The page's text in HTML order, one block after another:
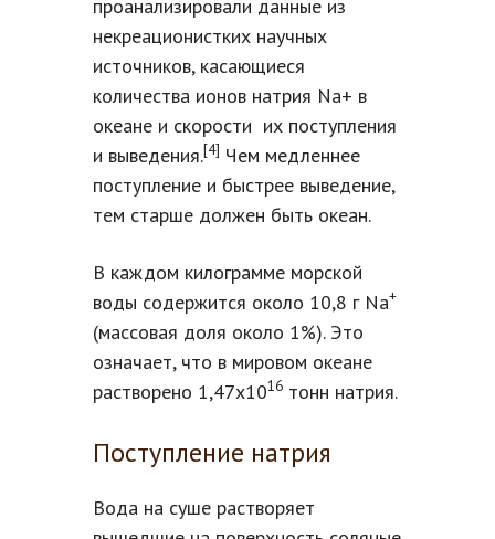
проанализировали данные из
некреационистких научных
источников, касающиеся
количества ионов натрия Na+ в
океане и скорости их поступления
и выведения.[4] Чем медленнее
поступление и быстрее выведение,
тем старше должен быть океан.
В каждом килограмме морской
воды содержится около 10,8 г Na+
(массовая доля около 1%). Это
означает, что в мировом океане
растворено 1,47х1016 тонн натрия.
Поступление натрия
Вода на суше растворяет